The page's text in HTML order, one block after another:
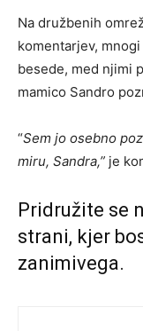
Na družbenih
komentarjev,
besede, med njimi
mamico Sandro
“Sem jo osebno
miru, Sandra,” je
Pridružite se
strani, kjer
zanimivega.